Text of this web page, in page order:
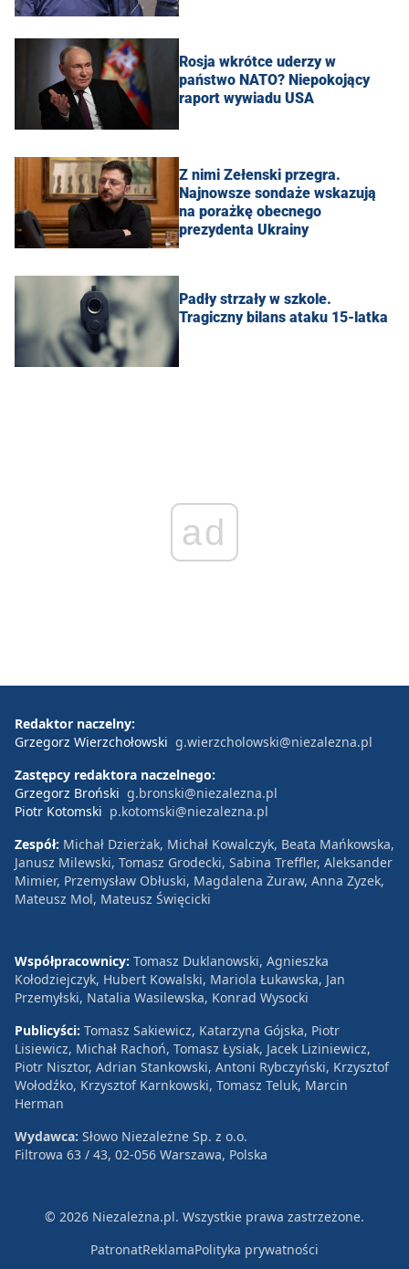
Rosja wkrótce uderzy w
państwo NATO? Niepokojący
raport wywiadu USA
Z nimi Zełenski przegra.
Najnowsze sondaże wskazują
na porażkę obecnego
prezydenta Ukrainy
Padły strzały w szkole.
Tragiczny bilans ataku 15-latka
ad
Redaktor naczelny:
Grzegorz Wierzchołowski g.wierzcholowski@niezalezna.pl
Zastępcy redaktora naczelnego:
Grzegorz Broński g.bronski@niezalezna.pl
Piotr Kotomski p.kotomski@niezalezna.pl
Zespół: Michał Dzierżak, Michał Kowalczyk, Beata Mańkowska,
Janusz Milewski, Tomasz Grodecki, Sabina Treffler, Aleksander
Mimier, Przemysław Obłuski, Magdalena Żuraw, Anna Zyzek,
Mateusz Mol, Mateusz Święcicki
Współpracownicy: Tomasz Duklanowski, Agnieszka
Kołodziejczyk, Hubert Kowalski, Mariola Łukawska, Jan
Przemyłski, Natalia Wasilewska, Konrad Wysocki
Publicyści: Tomasz Sakiewicz, Katarzyna Gójska, Piotr
Lisiewicz, Michał Rachoń, Tomasz Łysiak, Jacek Liziniewicz,
Piotr Nisztor, Adrian Stankowski, Antoni Rybczyński, Krzysztof
Wołodźko, Krzysztof Karnkowski, Tomasz Teluk, Marcin
Herman
Wydawca: Słowo Niezależne Sp. z o.o.
Filtrowa 63 / 43, 02-056 Warszawa, Polska
© 2026 Niezależna.pl. Wszystkie prawa zastrzeżone.
PatronatReklamaPolityka prywatności